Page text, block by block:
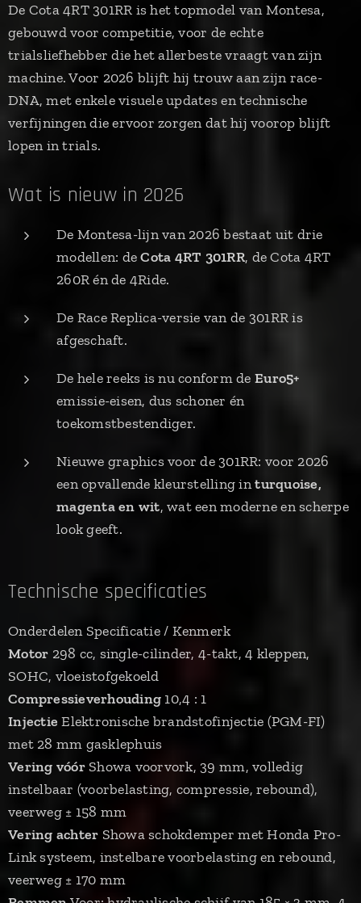
De Cota 4RT 301RR is het topmodel van Montesa,
gebouwd voor competitie, voor de echte
trialsliefhebber die het allerbeste vraagt van zijn
machine. Voor 2026 blijft hij trouw aan zijn race-
DNA, met enkele visuele updates en technische
verfijningen die ervoor zorgen dat hij voorop blijft
lopen in trials.
Wat is nieuw in 2026
De Montesa-lijn van 2026 bestaat uit drie
modellen: deCota 4RT 301RR, de Cota 4RT
260R én de 4Ride.
De Race Replica-versie van de 301RR is
afgeschaft.
De hele reeks is nu conform de Euro5+
emissie-eisen, dus schoner én
toekomstbestendiger.
Nieuwe graphics voor de 301RR: voor 2026
een opvallende kleurstelling inturquoise,
magenta en wit, wat een moderne en scherpe
look geeft.
Technische specificaties
Onderdelen Specificatie / Kenmerk
Motor 298 cc, single-cilinder, 4-takt, 4 kleppen,
SOHC, vloeistofgekoeld
Compressieverhouding 10,4 : 1
Injectie Elektronische brandstofinjectie (PGM-FI)
met 28 mm gasklephuis
Vering vóórShowa voorvork, 39 mm, volledig
instelbaar (voorbelasting, compressie, rebound),
veerweg ± 158 mm
Vering achter Showa schokdemper met Honda Pro-
Link systeem, instelbare voorbelasting en rebound,
veerweg ± 170 mm